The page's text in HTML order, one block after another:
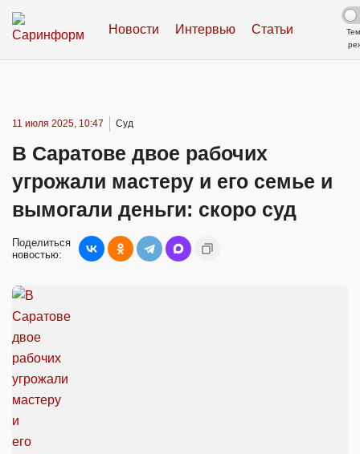
Новости Интервью Статьи
11 июля 2025, 10:47 Суд
В Саратове двое рабочих
угрожали мастеру и его семье и
вымогали деньги: скоро суд
Поделиться
новостью: